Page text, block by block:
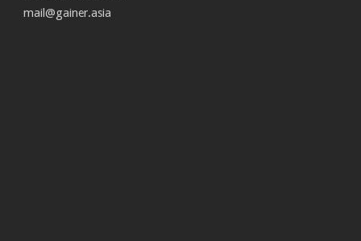
mail@gainer.asia